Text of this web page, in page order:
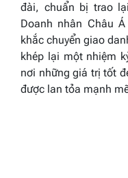
đài, chuẩn bị trao
Doanh nhân Châu
khắc chuyển giao
khép lại một nhiệm
nơi những giá trị tốt
được lan tỏa mạnh